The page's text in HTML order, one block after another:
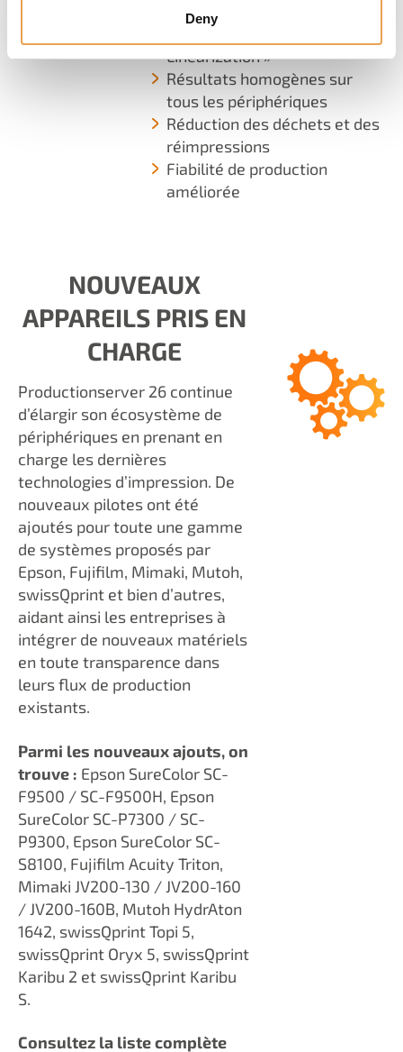
Deny
l'imprimante
Linearization »
Résultats homogènes sur
tous les périphériques
Réduction des déchets et des
réimpressions
Fiabilité de production
améliorée
NOUVEAUX
APPAREILS PRIS EN
CHARGE
Productionserver 26 continue
d’élargir son écosystème de
périphériques en prenant en
charge les dernières
technologies d’impression. De
nouveaux pilotes ont été
ajoutés pour toute une gamme
de systèmes proposés par
Epson, Fujifilm, Mimaki, Mutoh,
swissQprint et bien d’autres,
aidant ainsi les entreprises à
intégrer de nouveaux matériels
en toute transparence dans
leurs flux de production
existants.
Parmi les nouveaux ajouts, on
trouve : Epson SureColor SC-
F9500 / SC-F9500H, Epson
SureColor SC-P7300 / SC-
P9300, Epson SureColor SC-
S8100, Fujifilm Acuity Triton,
Mimaki JV200-130 / JV200-160
/ JV200-160B, Mutoh HydrAton
1642, swissQprint Topi 5,
swissQprint Oryx 5, swissQprint
Karibu 2 et swissQprint Karibu
S.
Consultez la liste complète